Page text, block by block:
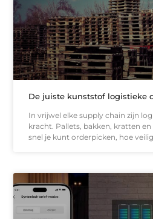
De juiste kunststof logistieke
In vrijwel elke supply chain zijn
kracht. Pallets, bakken, kratten
snel je kunt orderpicken, hoe